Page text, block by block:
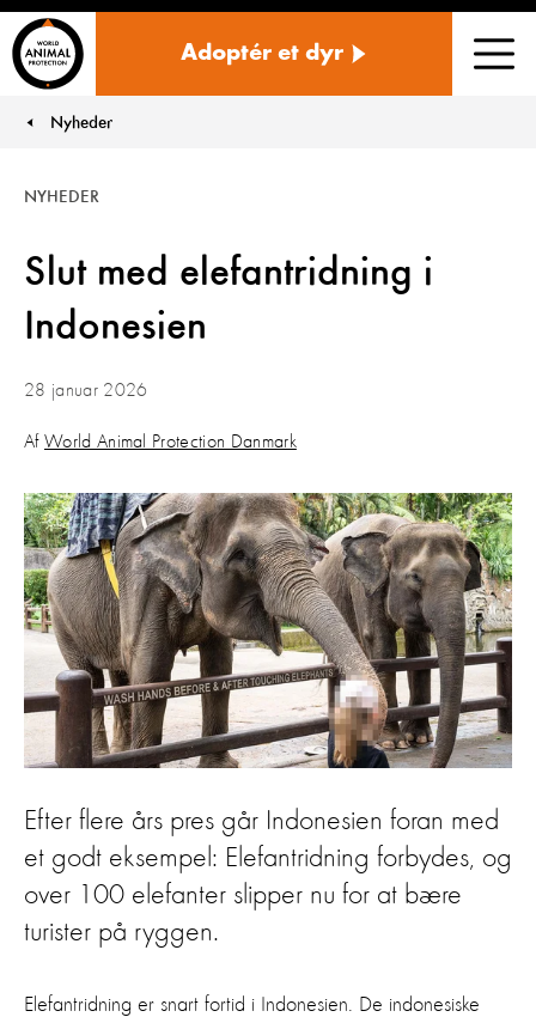
Adoptér et dyr
You are here:
Nyheder
Slut med elefantridning i
Indonesien
NYHEDER
28 januar 2026
Af World Animal Protection Danmark
Efter flere års pres går Indonesien foran med
et godt eksempel: Elefantridning forbydes, og
over 100 elefanter slipper nu for at bære
turister på ryggen.
Elefantridning er snart fortid i Indonesien. De indonesiske